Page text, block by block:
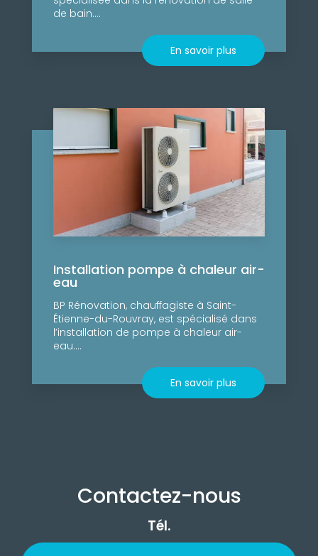
de bain....
En savoir plus
Installation pompe à chaleur air-
eau
BP Rénovation, chauffagiste à Saint-
Étienne-du-Rouvray, est spécialisé dans
l’installation de pompe à chaleur air-
eau....
En savoir plus
Contactez-nous
Tél.